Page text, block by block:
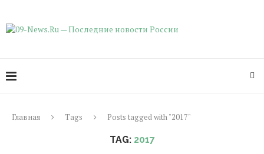
Главная Tags Posts tagged with "2017"
TAG: 2017